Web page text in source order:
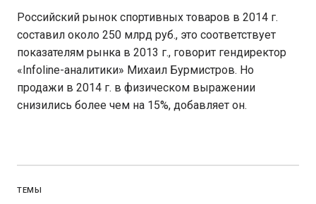
Российский рынок спортивных товаров в 2014 г.
составил около 250 млрд руб., это соответствует
показателям рынка в 2013 г., говорит гендиректор
«Infoline-аналитики» Михаил Бурмистров. Но
продажи в 2014 г. в физическом выражении
снизились более чем на 15%, добавляет он.
ТЕМЫ